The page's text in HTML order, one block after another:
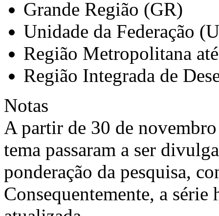
Grande Região (GR)
Unidade da Federação
Região Metropolitana
Região Integrada de
Notas
A partir de 30 de
tema passaram a ser
ponderação da pesquisa,
Consequentemente, a